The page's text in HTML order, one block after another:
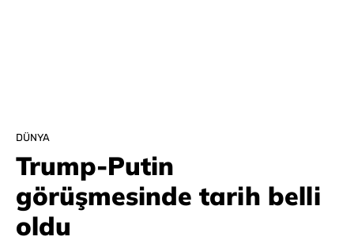
DÜNYA
Trump-Putin
görüşmesinde tarih belli
oldu